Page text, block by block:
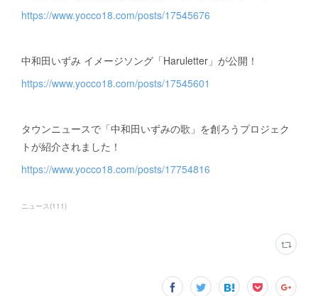
https://www.yocco18.com/posts/17545676
中和田いずみ イメージソング「Haruletter」が公開！
https://www.yocco18.com/posts/17545601
タウンニュースで「中和田いずみの歌」を創ろうプロジェク
トが紹介されました！
https://www.yocco18.com/posts/17754816
ニュース (111)